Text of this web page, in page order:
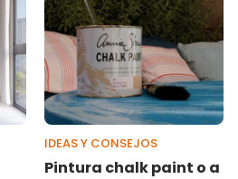
IDEAS Y CONSEJOS
Pintura chalk paint o a